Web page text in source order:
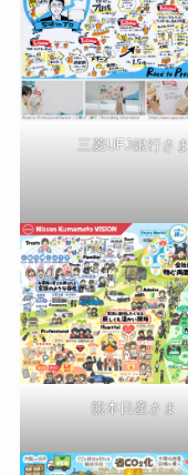
三菱UFJ銀行さま
熊本日産さま